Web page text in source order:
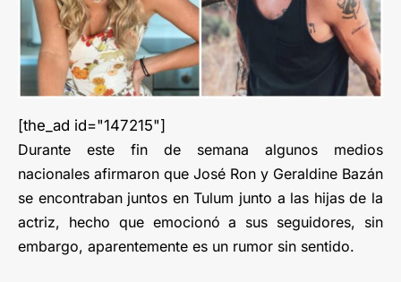
[the_ad id="147215"]
Durante este fin de semana algunos medios
nacionales afirmaron que José Ron y Geraldine Bazán
se encontraban juntos en Tulum junto a las hijas de la
actriz, hecho que emocionó a sus seguidores, sin
embargo, aparentemente es un rumor sin sentido.